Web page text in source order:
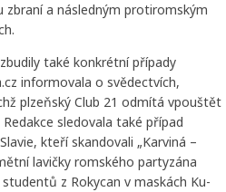
a následným protiromským
také konkrétní případy
informovala o svědectvích,
plzeňský Club 21 odmítá vpouštět
sledovala také případ
kteří skandovali „Karviná –
lavičky romského partyzána
z Rokycan v maskách Ku-